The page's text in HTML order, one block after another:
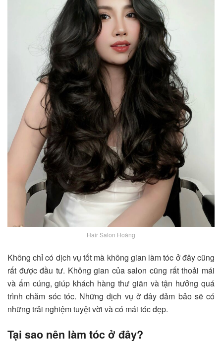
Hair Salon Hoàng
Không chỉ có dịch vụ tốt mà không gian làm tóc ở đây cũng
rất được đầu tư. Không gian của salon cũng rất thoải mái
và ấm cúng, giúp khách hàng thư giãn và tận hưởng quá
trình chăm sóc tóc. Những dịch vụ ở đây đảm bảo sẽ có
những trải nghiệm tuyệt vời và có mái tóc đẹp.
Tại sao nên làm tóc ở đây?